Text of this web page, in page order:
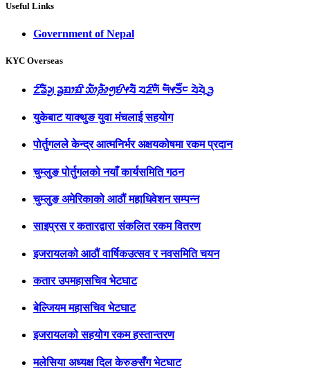
Useful Links
Government of Nepal
KYC Overseas
ᤁᤡᤕᤠᤆᤢ ᤕᤢᤀᤣᤀᤡ ᤑᤥ᤹ᤌᤥᤛᤢᤎᤡᤶᤔᤠ ᤔᤏᤡᤛᤠ ᤗᤠᤶᤍᤠ᤺ᤰ ᤔᤧᤔᤧᤳᤋᤢ
युकेबाट याक्थुङ युवा मंचलाई सहयोग
पोर्तुगलले केन्द्र आत्मनिर्भर अक्षयकोषमा रकम प्रदान
चुम्लुङ पोर्तुगलको नयाँ कार्यसमिति गठन
चुम्लुङ अमेरिकाको आठौं महाधिवेशन सम्पन्न
साइप्रस र कतारद्वारा संकलित रकम वितरण
इजरायलको आठौं वार्षिकउत्सव र नवसमिति चयन
कतार उपमहासचिव भेटघाट
बेल्जियम महासचिव भेटघाट
इजरायलको सहयोग रकम हस्तान्तरण
मलेसिया अध्यक्ष दिल केरुङसँग भेटघाट